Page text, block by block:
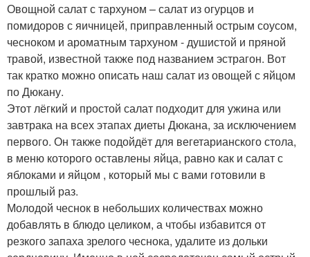
Овощной салат с тархуном – салат из огурцов и
помидоров с яичницей, приправленный острым соусом,
чесноком и ароматным тархуном - душистой и пряной
травой, известной также под названием эстрагон. Вот
так кратко можно описать наш салат из овощей с яйцом
по Дюкану.
Этот лёгкий и простой салат подходит для ужина или
завтрака на всех этапах диеты Дюкана, за исключением
первого. Он также подойдёт для вегетарианского стола,
в меню которого оставлены яйца, равно как и салат с
яблоками и яйцом , который мы с вами готовили в
прошлый раз.
Молодой чеснок в небольших количествах можно
добавлять в блюдо целиком, а чтобы избавится от
резкого запаха зрелого чеснока, удалите из дольки